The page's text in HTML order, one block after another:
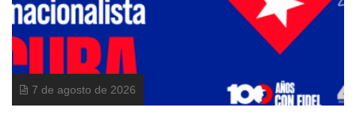
7 de agosto de 2026